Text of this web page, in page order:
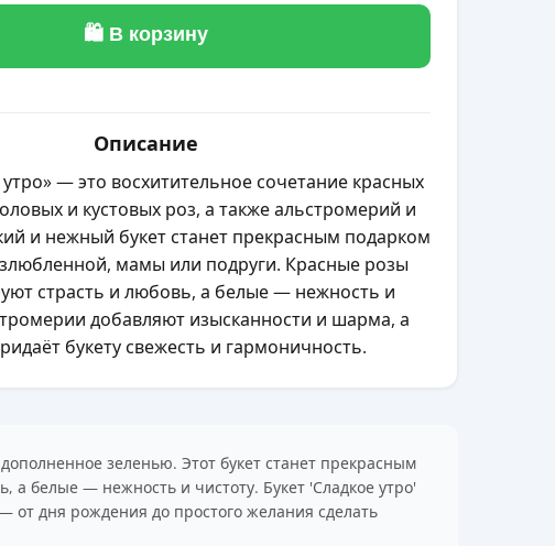
🛍 В корзину
Описание
утро» — это восхитительное сочетание красных
и кустовых роз, а также альстромерий и
и нежный букет станет прекрасным подарком
мамы или подруги. Красные розы
страсть и любовь, а белые — нежность и
добавляют изысканности и шарма, а
букету свежесть и гармоничность.
зеленью. Этот букет станет прекрасным
белые — нежность и чистоту. Букет 'Сладкое утро'
от дня рождения до простого желания сделать